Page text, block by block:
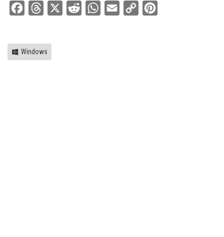
FacebookThreads Reddit WhatsApp
Email
Copy
Windows